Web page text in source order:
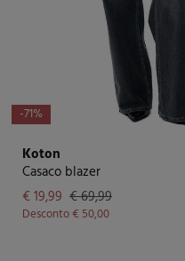
-71%
Koton
Casaco blazer
€ 19,99 € 69,99
Desconto€ 50,00